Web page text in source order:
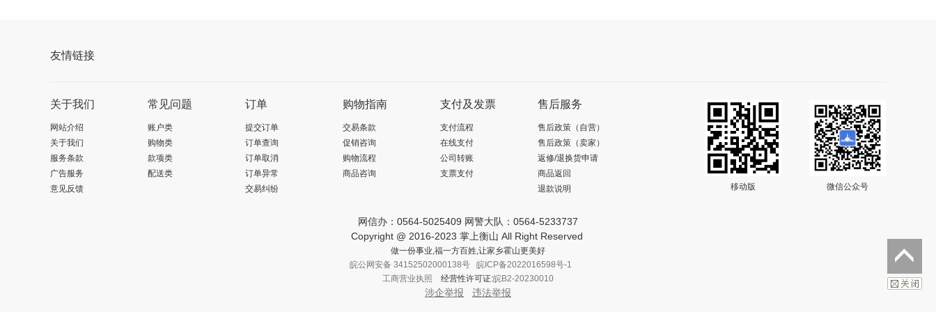
友情链接
关于我们
网站介绍
关于我们
服务条款
广告服务
意见反馈
常见问题
账户类
购物类
款项类
配送类
订单
提交订单
订单查询
订单取消
订单异常
交易纠纷
购物指南
交易条款
促销咨询
购物流程
商品咨询
支付及发票
支付流程
在线支付
公司转账
支票支付
售后服务
售后政策（自营）
售后政策（卖家）
返修/退换货申请
商品返回
退款说明
移动版 微信公众号
网信办：0564-5025409 网警大队：0564-5233737
Copyright @ 2016-2023 掌上衡山 All Right Reserved
做一份事业,福一方百姓,让家乡霍山更美好
皖公网安备 34152502000138号
皖ICP备2022016598号-1
工商营业执照
经营性许可证:皖B2-20230010
涉企举报 违法举报